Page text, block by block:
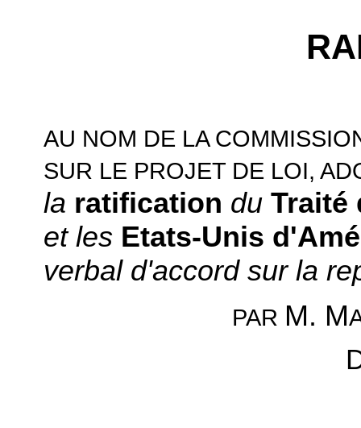
AU NOM DE LA
SUR LE PROJET DE LOI,
la ratification du
et les Etats-Unis
verbal d'accord sur la
PAR M. M